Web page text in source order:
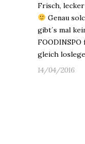
Frisch,
Genau
gibt´s mal
gleich
14/04/2016